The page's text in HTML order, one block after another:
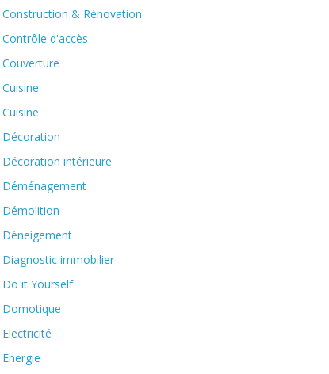
Construction & Rénovation
Contrôle d'accès
Couverture
Cuisine
Cuisine
Décoration
Décoration intérieure
Déménagement
Démolition
Déneigement
Diagnostic immobilier
Do it Yourself
Domotique
Electricité
Energie